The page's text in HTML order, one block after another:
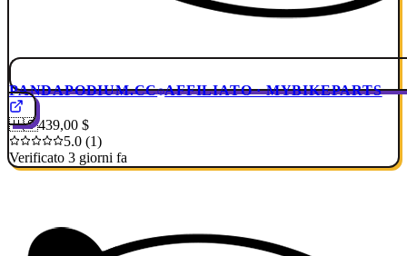
PANDAPODIUM.CC AFFILIATO · MYBIKEPARTS
🇺🇸439,00 $
5.0 (1)
Verificato 3 giorni fa